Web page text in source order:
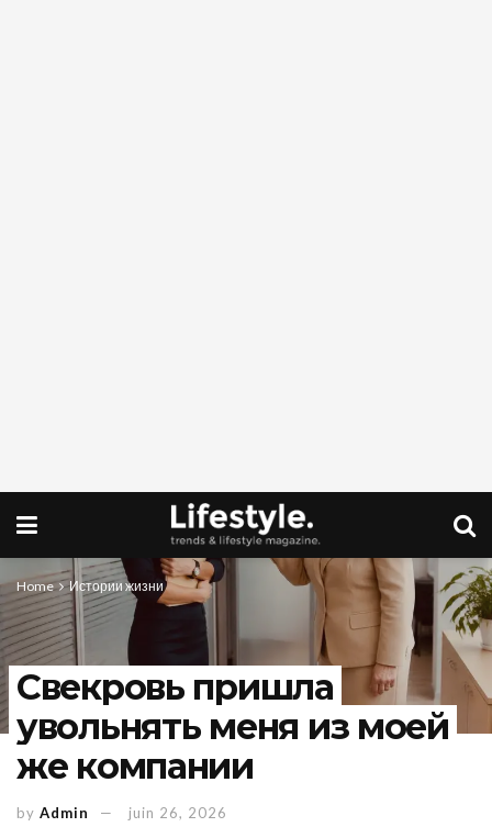
Home Истории жизни
Свекровь пришла
увольнять меня из моей
же компании
by Admin juin 26, 2026